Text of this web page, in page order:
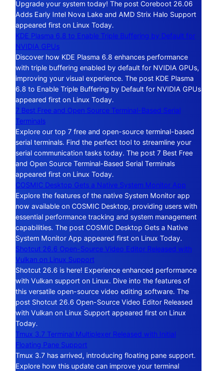
Upgrade your system today! The post Coreboot 26.06
Adds Early Intel Nova Lake and AMD Strix Halo Support
appeared first on Linux Today.
KDE Plasma 6.8 to Enable Triple Buffering by Default for
NVIDIA GPUs
Discover how KDE Plasma 6.8 enhances performance
with triple buffering enabled by default for NVIDIA GPUs,
improving your visual experience. The post KDE Plasma
6.8 to Enable Triple Buffering by Default for NVIDIA GPUs
appeared first on Linux Today.
7 Best Free and Open Source Terminal-Based Serial
Terminals
Explore our top 7 free and open-source terminal-based
serial terminals. Find the perfect tool to streamline your
serial communication tasks today. The post 7 Best Free
and Open Source Terminal-Based Serial Terminals
appeared first on Linux Today.
COSMIC Desktop Gets a Native System Monitor App
Explore the features of the native System Monitor app
now available on COSMIC Desktop, providing users with
essential performance tracking and system management
capabilities. The post COSMIC Desktop Gets a Native
System Monitor App appeared first on Linux Today.
Shotcut 26.6 Open-Source Video Editor Released with
Vulkan on Linux Support
Shotcut 26.6 is here! Experience enhanced performance
with Vulkan support on Linux. Dive into the features of
this versatile open-source video editing software. The
post Shotcut 26.6 Open-Source Video Editor Released
with Vulkan on Linux Support appeared first on Linux
Today.
Tmux 3.7 Terminal Multiplexer Released with Initial
Floating Pane Support
Tmux 3.7 has arrived, introducing floating pane support.
Explore how this update can improve your terminal